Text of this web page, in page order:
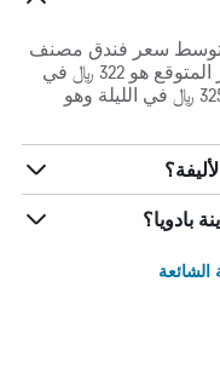
متوسط ​​سعر فندق مصنف
3 نجوم في بادويا. في المتوسط ، السعر المتوقع هو 322 ﷼ في
الليلة في بادويا. هوتلو بادوفا سيعطيك 325 ﷼ في الليلة وهو
بادويا؟